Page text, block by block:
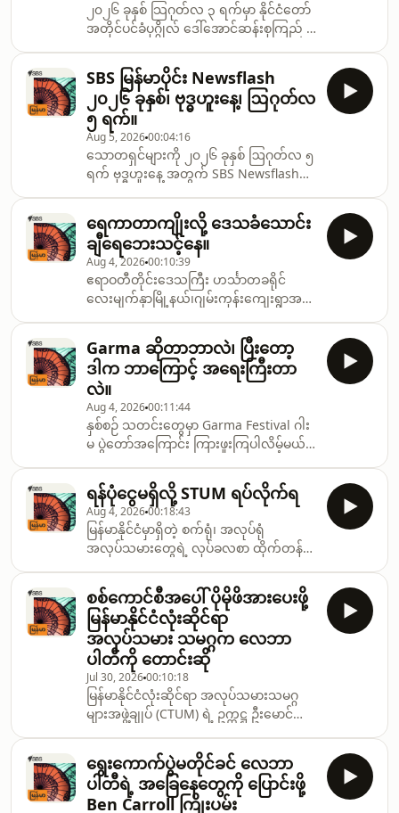
၂၀၂၆ ခုနှစ် သြဂုတ်လ ၃ ရက်မှာ နိုင်ငံတော်
အတိုင်ပင်ခံပုဂ္ဂိုလ် ဒေါ်အောင်ဆန်းစုကြည် နဲ့
ICRC ရဲ့မြန်မာနိုင်ငံဆိုင်ရာ ဌာနေ
ကိုယ်စားလှယ် တို့ နေပြည်တော်တွင် တွေ့ဆုံ
ခဲ့ကြပါတယ်။
SBS မြန်မာပိုင်း Newsflash
၂၀၂၆ ခုနှစ်၊ ဗုဒ္ဓဟူးနေ့၊ ဩဂုတ်လ
၅ ရက်။
Aug 5, 202600:04:16
သောတရှင်များကို ၂၀၂၆ ခုနှစ် ဩဂုတ်လ ၅
ရက် ဗုဒ္ဓဟူးနေ့ အတွက် SBS Newsflash
ရေကာတာကျိုးလို့ ဒေသခံသောင်း
ချီရေဘေးသင့်နေ။
Aug 4, 202600:10:39
ဧရာဝတီတိုင်းဒေသကြီး ဟင်္သာတခရိုင်
လေးမျက်နှာမြို့နယ်၊ဂျမ်းကုန်းကျေးရွာအနီး
ကျိုးပေါက်သွားတာကြောင့် အနီးဝန်းကျင်ရှိ
ကျေးရွာပေါင်းများစွာနှင့် မြို့ပေါ်ရပ်ကွက်
အချို့အတွင်းကို မြစ်ရေတွေ အရှိန်အဟုန်နဲ့
စီးဝင်နေကာဒေ သခံသောင်းချီ ရေဘေး
သင့်နေကြရပါတယ်။
Garma ဆိုတာဘာလဲ၊ ပြီးတော့
ဒါက ဘာကြောင့် အရေးကြီးတာ
လဲ။
Aug 4, 202600:11:44
နှစ်စဉ် သတင်းတွေမှာ Garma Festival ဂါး
မ ပွဲတော်အကြောင်း ကြားဖူးကြပါလိမ့်မယ်။
ခေါင်းဆောင်တွေက Arnhem Land
မြောက်အရှေ့ပိုင်းဆီ သွားရောက်တက်
ရောက်ကြတဲ့ အခါမျိုးမှာ အဲဒီအကြောင်း
ကြားကြရနိုင်ပါတယ်။
ရန်ပုံငွေမရှိလို့ STUM ရပ်လိုက်ရ
Aug 4, 202600:18:43
မြန်မာနိုင်ငံမှာရှိတဲ့ စက်ရုံ၊ အလုပ်ရုံ
အလုပ်သမားတွေရဲ့ လုပ်ခလစာ ထိုက်တန်စွာ
ဖောက်ခံရမှုတွေနဲ့ပတ်သက်ပြီး အလုပ်သမား
တွေရဲ့ အသံကို ရှေ့တန်းမှ ထုတ်ဖော်ပေးနေ
သည့် "သွေးစည်းညီညွတ်သော သမဂ္ဂများ
အဖွဲ့ချုပ်-မြန်မာ (STUM)" သည် ရန်ပုံငွေ
ပြတ်တောက်မှုကြောင့် ၎င်းတို့၏
လုပ်ငန်းဆောင်တာများကို ရပ်ဆိုင်းတော့မည်
ဟု ကြေညာခဲ့သည်။
စစ်ကောင်စီအပေါ် ပိုမိုဖိအားပေးဖို့
မြန်မာနိုင်ငံလုံးဆိုင်ရာ
အလုပ်သမား သမဂ္ဂက လေဘာ
ပါတီကို တောင်းဆို
Jul 30, 202600:10:18
မြန်မာနိုင်ငံလုံးဆိုင်ရာ အလုပ်သမားသမဂ္ဂ
များအဖွဲ့ချုပ် (CTUM) ရဲ့ ဥက္ကဋ္ဌ ဦးမောင်
ပါတယ်။ သူဟာ အလုပ်သမားအရေး၊ လူ့
အခွင့်အရေးနဲ့ အဓမ္မလုပ်အားပေးခိုင်းစေမှု
တိုက်ဖျက်ရေးတို့အတွက် နှစ်ရှည်လများ
ဦးဆောင်လှုပ်ရှားခဲ့သူတစ်ဦး ဖြစ်ပါတယ်။
ရွေးကောက်ပွဲမတိုင်ခင် လေဘာ
ပါတီရဲ့ အခြေနေတွေကို ပြောင်းဖို့
Ben Carroll ကြိုးပမ်း